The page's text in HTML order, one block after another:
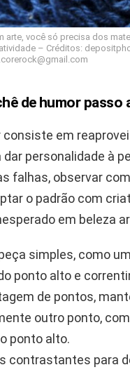
arte, você só precisa dos
– Créditos:
de humor passo
consiste em
personalidade à
falhas, observar
o padrão com
em beleza
simples, como
ponto alto e
de pontos,
outro ponto,
ponto alto.
contrastantes para